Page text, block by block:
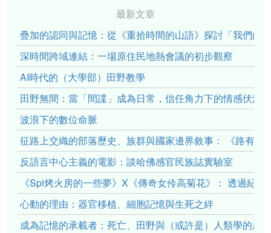
最新文章
疊加的認同與記憶：從《重拾時間的山語》探討「我們的
深時間跨域連結：一場原住民地熱會議的初步觀察
AI時代的（大學部）田野教學
田野無間：當「間諜」成為日常，信任角力下的情感伏流
波浪下的數位命脈
征路上交織的部落歷史、族群與國家邊界敘事： 《路有
反語言中心主義的電影：談哈佛感官民族誌實驗室
《Spi烤火房的一些夢》X《傳奇女伶高菊花》： 透過紀
心動的理由：器官移植、細胞記憶與生死之絆
成為記憶的承載者：死亡、田野與（或許是）人類學的成